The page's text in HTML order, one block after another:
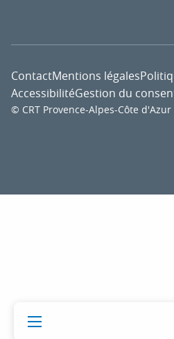
© CRT Provence-Alpes-Côte d'Azur
ContactMentions légales
AccessibilitéGestion du